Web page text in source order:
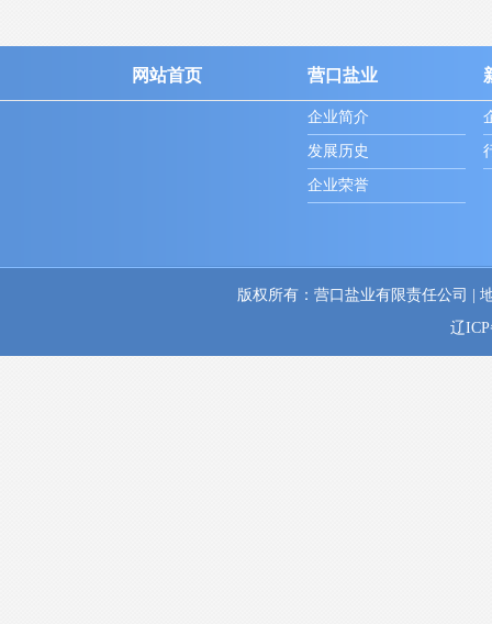
网站首页 营口盐业
企业简介
发展历史
企业荣誉
版权所有：营口盐业有限责任公司 |
辽ICP